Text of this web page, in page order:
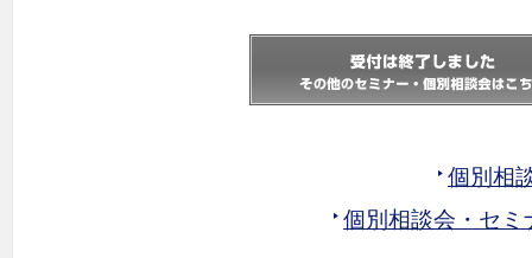
個別相
個別相談会・セミ